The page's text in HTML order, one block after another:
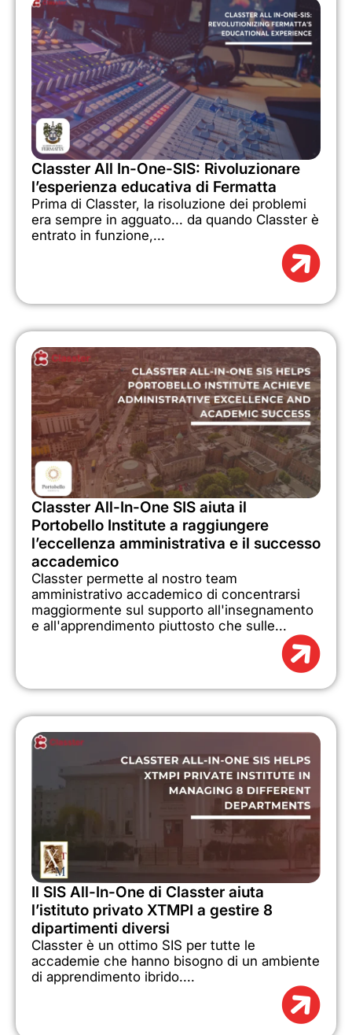
Classter All In-One-SIS: Rivoluzionare
l’esperienza educativa di Fermatta
Prima di Classter, la risoluzione dei problemi
era sempre in agguato... da quando Classter è
entrato in funzione,...
Classter All-In-One SIS aiuta il
Portobello Institute a raggiungere
l’eccellenza amministrativa e il successo
accademico
Classter permette al nostro team
amministrativo accademico di concentrarsi
maggiormente sul supporto all'insegnamento
e all'apprendimento piuttosto che sulle...
Il SIS All-In-One di Classter aiuta
l’istituto privato XTMPI a gestire 8
dipartimenti diversi
Classter è un ottimo SIS per tutte le
accademie che hanno bisogno di un ambiente
di apprendimento ibrido....